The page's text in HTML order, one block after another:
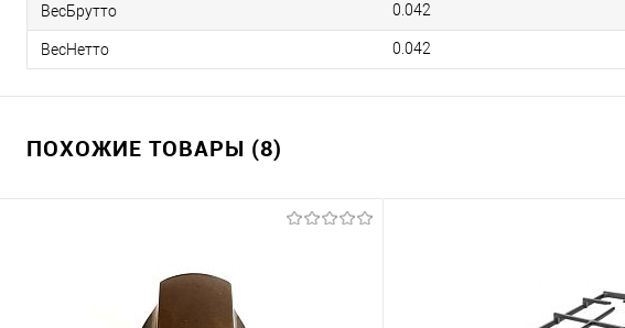
ВесБрутто 0.042
ВесНетто 0.042
ПОХОЖИЕ ТОВАРЫ (8)